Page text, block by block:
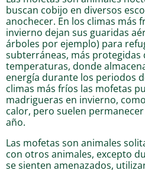
buscan cobijo en diversos
anochecer. En los climas más
invierno dejan sus guaridas
árboles por ejemplo) para
subterráneas, más protegidas
temperaturas, donde
energía durante los periodos
climas más fríos las mofetas
madrigueras en invierno,
calor, pero suelen
año.
Las mofetas son animales
con otros animales, excepto
se sienten amenazados,